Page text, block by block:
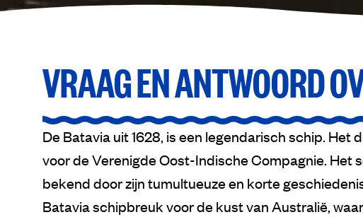
VRAAG EN ANTWOORD
De Batavia uit 1628, is een legendarisch schip. Het
voor de Verenigde Oost-Indische Compagnie. Het
bekend door zijn tumultueuze en korte
Batavia schipbreuk voor de kust van Australië,